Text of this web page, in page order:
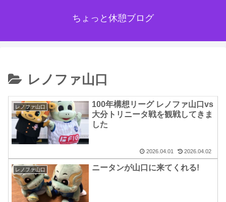
ちょっと休憩ブログ
レノファ山口
レノファ山口
100年構想リーグ レノファ山口vs
大分トリニータ戦を観戦してきま
した
2026.04.01 2026.04.02
レノファ山口 ニータンが山口に来てくれる!